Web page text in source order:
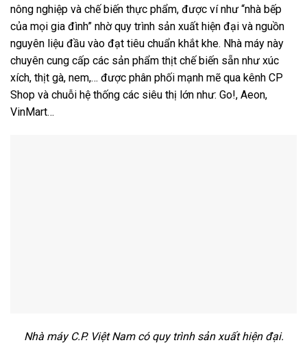
nông nghiệp và chế biến thực phẩm, được ví như “nhà bếp
của mọi gia đình” nhờ quy trình sản xuất hiện đại và nguồn
nguyên liệu đầu vào đạt tiêu chuẩn khắt khe. Nhà máy này
chuyên cung cấp các sản phẩm thịt chế biến sẵn như xúc
xích, thịt gà, nem,… được phân phối mạnh mẽ qua kênh CP
Shop và chuỗi hệ thống các siêu thị lớn như: Go!, Aeon,
VinMart…
Nhà máy C.P. Việt Nam có quy trình sản xuất hiện đại.